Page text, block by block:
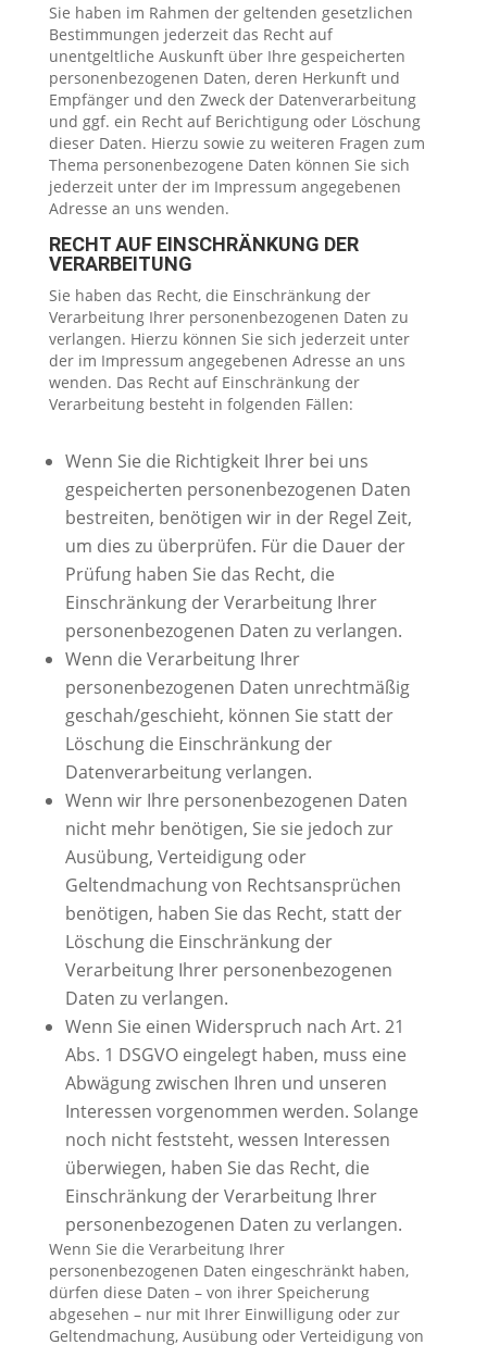
Sie haben im Rahmen der geltenden gesetzlichen
Bestimmungen jederzeit das Recht auf
unentgeltliche Auskunft über Ihre gespeicherten
personenbezogenen Daten, deren Herkunft und
Empfänger und den Zweck der Datenverarbeitung
und ggf. ein Recht auf Berichtigung oder Löschung
dieser Daten. Hierzu sowie zu weiteren Fragen zum
Thema personenbezogene Daten können Sie sich
jederzeit unter der im Impressum angegebenen
Adresse an uns wenden.
RECHT AUF EINSCHRÄNKUNG DER
VERARBEITUNG
Sie haben das Recht, die Einschränkung der
Verarbeitung Ihrer personenbezogenen Daten zu
verlangen. Hierzu können Sie sich jederzeit unter
der im Impressum angegebenen Adresse an uns
wenden. Das Recht auf Einschränkung der
Verarbeitung besteht in folgenden Fällen:
Wenn Sie die Richtigkeit Ihrer bei uns
gespeicherten personenbezogenen Daten
bestreiten, benötigen wir in der Regel Zeit,
um dies zu überprüfen. Für die Dauer der
Prüfung haben Sie das Recht, die
Einschränkung der Verarbeitung Ihrer
personenbezogenen Daten zu verlangen.
Wenn die Verarbeitung Ihrer
personenbezogenen Daten unrechtmäßig
geschah/geschieht, können Sie statt der
Löschung die Einschränkung der
Datenverarbeitung verlangen.
Wenn wir Ihre personenbezogenen Daten
nicht mehr benötigen, Sie sie jedoch zur
Ausübung, Verteidigung oder
Geltendmachung von Rechtsansprüchen
benötigen, haben Sie das Recht, statt der
Löschung die Einschränkung der
Verarbeitung Ihrer personenbezogenen
Daten zu verlangen.
Wenn Sie einen Widerspruch nach Art. 21
Abs. 1 DSGVO eingelegt haben, muss eine
Abwägung zwischen Ihren und unseren
Interessen vorgenommen werden. Solange
noch nicht feststeht, wessen Interessen
überwiegen, haben Sie das Recht, die
Einschränkung der Verarbeitung Ihrer
personenbezogenen Daten zu verlangen.
Wenn Sie die Verarbeitung Ihrer
personenbezogenen Daten eingeschränkt haben,
dürfen diese Daten – von ihrer Speicherung
abgesehen – nur mit Ihrer Einwilligung oder zur
Geltendmachung, Ausübung oder Verteidigung von